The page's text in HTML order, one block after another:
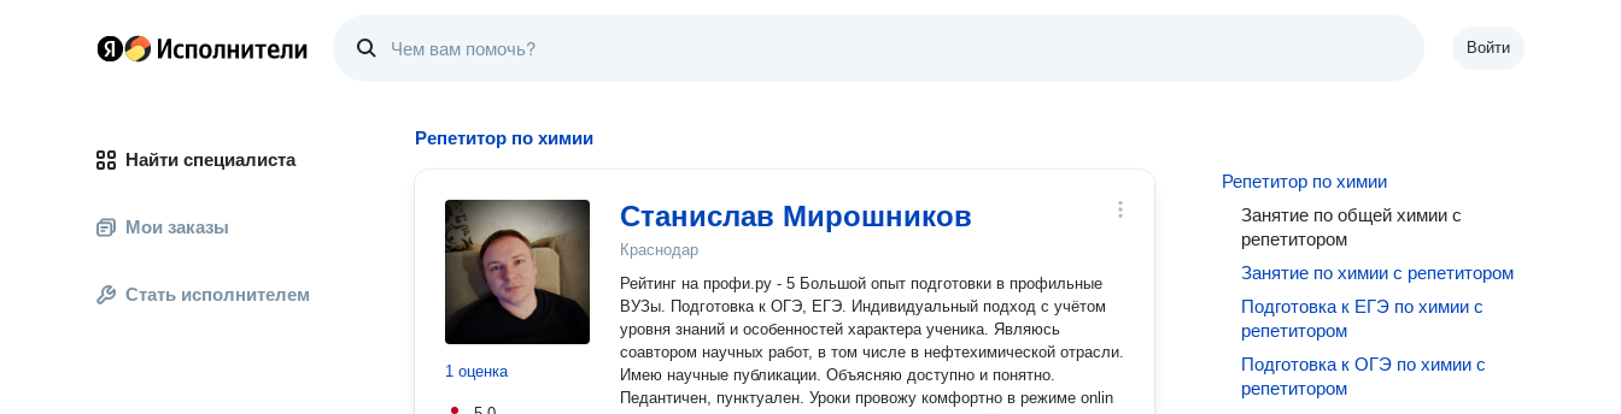
Войти
Найти специалиста
Мои заказы
Стать исполнителем
Репетитор по химии
1 оценка
Станислав Мирошников
Краснодар
Рейтинг на профи.ру - 5 Большой опыт подготовки в профильные
ВУЗы. Подготовка к ОГЭ, ЕГЭ. Индивидуальный подход с учётом
уровня знаний и особенностей характера ученика. Являюсь
соавтором научных работ, в том числе в нефтехимической отрасли.
Имею научные публикации. Объясняю доступно и понятно.
Педантичен, пунктуален. Уроки провожу комфортно в режиме onlin
Репетитор по химии
Занятие по общей химии с
репетитором
Занятие по химии с репетитором
Подготовка к ЕГЭ по химии с
репетитором
Подготовка к ОГЭ по химии с
репетитором